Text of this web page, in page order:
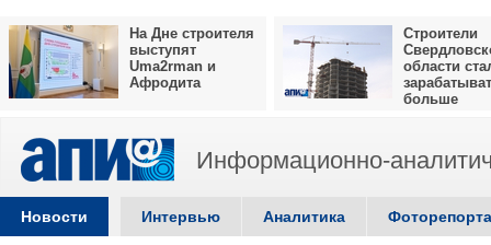
На Дне строителя
выступят
Uma2rman и
Афродита
Строители
области
больше
Информационно-
Новости Интервью Аналитика